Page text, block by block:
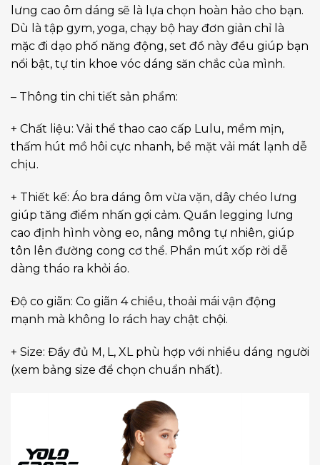
lưng cao ôm dáng sẽ là lựa chọn hoàn hảo cho bạn.
Dù là tập gym, yoga, chạy bộ hay đơn giản chỉ là
mặc đi dạo phố năng động, set đồ này đều giúp bạn
nổi bật, tự tin khoe vóc dáng săn chắc của mình.
– Thông tin chi tiết sản phẩm:
+ Chất liệu: Vải thể thao cao cấp Lulu, mềm mịn,
thấm hút mồ hôi cực nhanh, bề mặt vải mát lạnh dễ
chịu.
+ Thiết kế: Áo bra dáng ôm vừa vặn, dây chéo lưng
giúp tăng điểm nhấn gợi cảm. Quần legging lưng
cao định hình vòng eo, nâng mông tự nhiên, giúp
tôn lên đường cong cơ thể. Phần mút xốp rời dễ
dàng tháo ra khỏi áo.
Độ co giãn: Co giãn 4 chiều, thoải mái vận động
mạnh mà không lo rách hay chật chội.
+ Size: Đầy đủ M, L, XL phù hợp với nhiều dáng người
(xem bảng size để chọn chuẩn nhất).